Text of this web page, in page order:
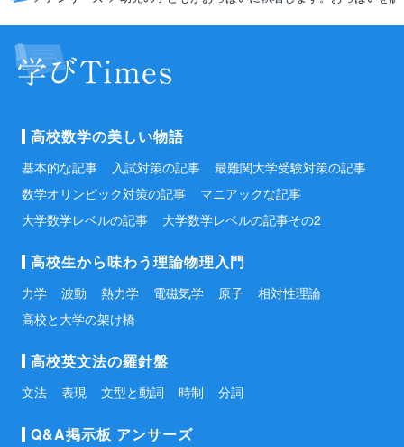
高校数学の美しい物語
基本的な記事 入試対策の記事
最難関大学受験対策の記事
数学オリンピック対策の記事
マニアックな記事
大学数学レベルの記事
大学数学レベルの記事その2
高校生から味わう理論物理入門
力学 波動 熱力学 電磁気学 原子
相対性理論
高校と大学の架け橋
高校英文法の羅針盤
文法 表現 文型と動詞 時制 分詞
Q&A掲示板 アンサーズ